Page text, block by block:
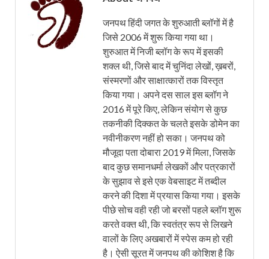
जनपथ हिंदी जगत के शुरुआती ब्लॉगों में है
जिसे 2006 में शुरू किया गया था।
शुरुआत में निजी ब्लॉग के रूप में इसकी
शक्ल थी, जिसे बाद में चुनिंदा लेखों, ख़बरों,
संस्मरणों और साक्षात्कारों तक विस्तृत
किया गया। अपने दस साल इस ब्लॉग ने
2016 में पूरे किए, लेकिन संयोग से कुछ
तकनीकी दिक्कत के चलते इसके डोमेन का
नवीनीकरण नहीं हो सका। जनपथ को
मौजूदा पता दोबारा 2019 में मिला, जिसके
बाद कुछ समानधर्मा लेखकों और पत्रकारों
के सुझाव से इसे एक वेबसाइट में तब्दील
करने की दिशा में प्रयास किया गया। इसके
पीछे सोच वही रही जो बरसों पहले ब्लॉग शुरू
करते वक्त थी, कि स्वतंत्र रूप से लिखने
वालों के लिए अखबारों में स्पेस कम हो रही
है। ऐसी सूरत में जनपथ की कोशिश है कि